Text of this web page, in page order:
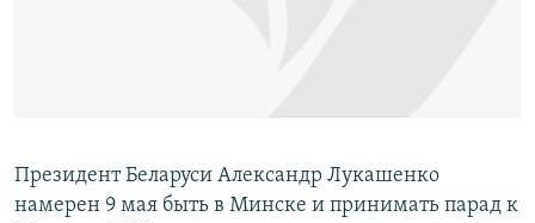
Все сайты RFE/RL
Президент Беларуси Александр Лукашенко
намерен 9 мая быть в Минске и принимать парад к